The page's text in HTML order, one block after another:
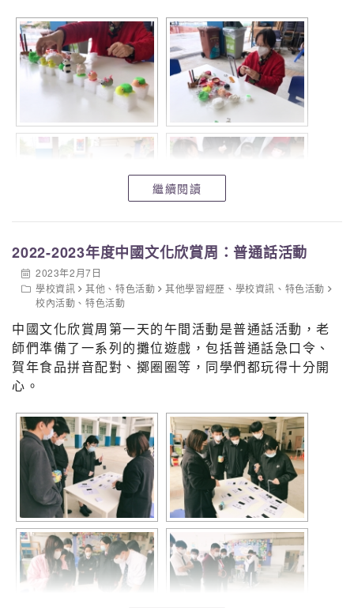
繼續閱讀
2022-2023年度中國文化欣賞周：普通話活動
2023年2月7日
學校資訊
其他 、特色活動 其他學習經歷 、 學校資訊 、 特色活動
校內活動 、特色活動
中國文化欣賞周第一天的午間活動是普通話活動，老
師們準備了一系列的攤位遊戲，包括普通話急口令、
賀年食品拼音配對、擲圈圈等，同學們都玩得十分開
心。